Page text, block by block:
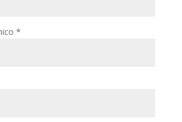
*